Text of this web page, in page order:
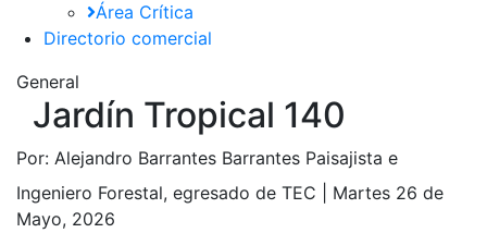
Área Crítica
Directorio comercial
General
Jardín Tropical 140
Por: Alejandro Barrantes Barrantes Paisajista e
Ingeniero Forestal, egresado de TEC | Martes 26 de
Mayo, 2026